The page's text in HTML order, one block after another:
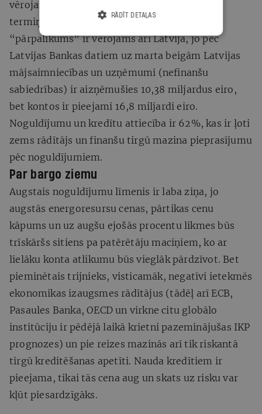
vērojamas šodien, bet tad runa ir par gariem
termiņiem (ap gadu un ilgāk). Nosacītais eiro
“pārpalikums” ir vērojams arī Latvijā, jo pēc
Latvijas Bankas datiem uz marta beigām Latvijas
mājsaimniecības un uzņēmumi (nefinanšu
sabiedrības) ir aizņēmušies 10,38 miljardus eiro,
bet kontos ir pieejami 16,8 miljardi eiro.
Noguldījumu un kredītu attiecība ir 62%, kas ir ļoti
zems rādītājs un finanšu tirgū mazina pieprasījumu
pēc noguldījumiem.
Par bargo ziemu
Augstais noguldījumu līmenis ir laba ziņa, jo
augstās energoresursu cenas, pārtikas cenu
kāpums un uz augšu ejošās procentu likmes būs
trīskāršs sitiens pa patērētāju maciņiem, ko ar
lielāku konta atlikumu būs vieglāk pārdzīvot. Bet
pieminētais trijnieks, visticamāk, negatīvi ietekmēs
ekonomikas izaugsmes rādītājus (tādēļ arī ECB,
Pasaules Banka, OECD un virkne citu globālo
institūciju ir pēdējā laikā krietni pazeminājušas IKP
prognozes) un pie reizes mazinās arī tik riskantā
tirgū kreditēšanas apetīti. Nauda kredītiem ir
pieejama, tikai tās cena aug un skats uz risku var
kļūt piesardzīgāks.
RĀDĪT DETAĻAS